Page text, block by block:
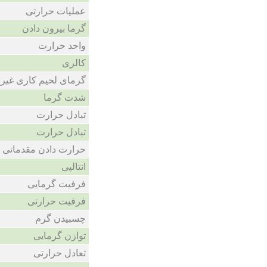
عملیات حرارتی
گرما بیرون دادن
واحد حرارت
کالری
گرمای لحیم کاری
شدت گرما
تبادل حرارت
تبادل حرارت
حرارت دادن مقدماتی
انتالپی
فرفیت گرمایی
فرفیت حرارتی
چسبیدن گرم
توازن گرمایی
تعادل حرارتی